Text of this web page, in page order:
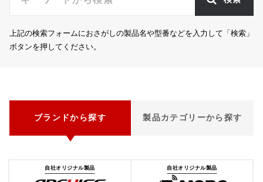
上記の検索フォームにおさがしの製品名や型番などを入力して「検索」
ボタンを押してください。
ブランドから探す 製品カテゴリーから探す
自社オリジナル製品 自社オリジナル製品